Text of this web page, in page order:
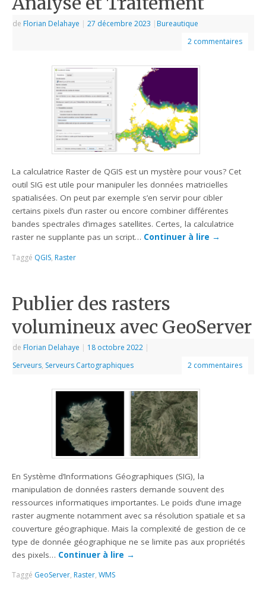
de Florian Delahaye | 27 décembre 2023 | Bureautique
2 commentaires
La calculatrice Raster de QGIS est un mystère pour vous? Cet
outil SIG est utile pour manipuler les données matricielles
spatialisées. On peut par exemple s’en servir pour cibler
certains pixels d’un raster ou encore combiner différentes
bandes spectrales d’images satellites. Certes, la calculatrice
raster ne supplante pas un script… Continuer à lire →
Taggé QGIS, Raster
Publier des rasters
volumineux avec GeoServer
de Florian Delahaye | 18 octobre 2022 |
Serveurs, Serveurs Cartographiques 2 commentaires
En Système d’Informations Géographiques (SIG), la
manipulation de données rasters demande souvent des
ressources informatiques importantes. Le poids d’une image
raster augmente notamment avec sa résolution spatiale et sa
couverture géographique. Mais la complexité de gestion de ce
type de donnée géographique ne se limite pas aux propriétés
des pixels… Continuer à lire →
Taggé GeoServer, Raster,WMS